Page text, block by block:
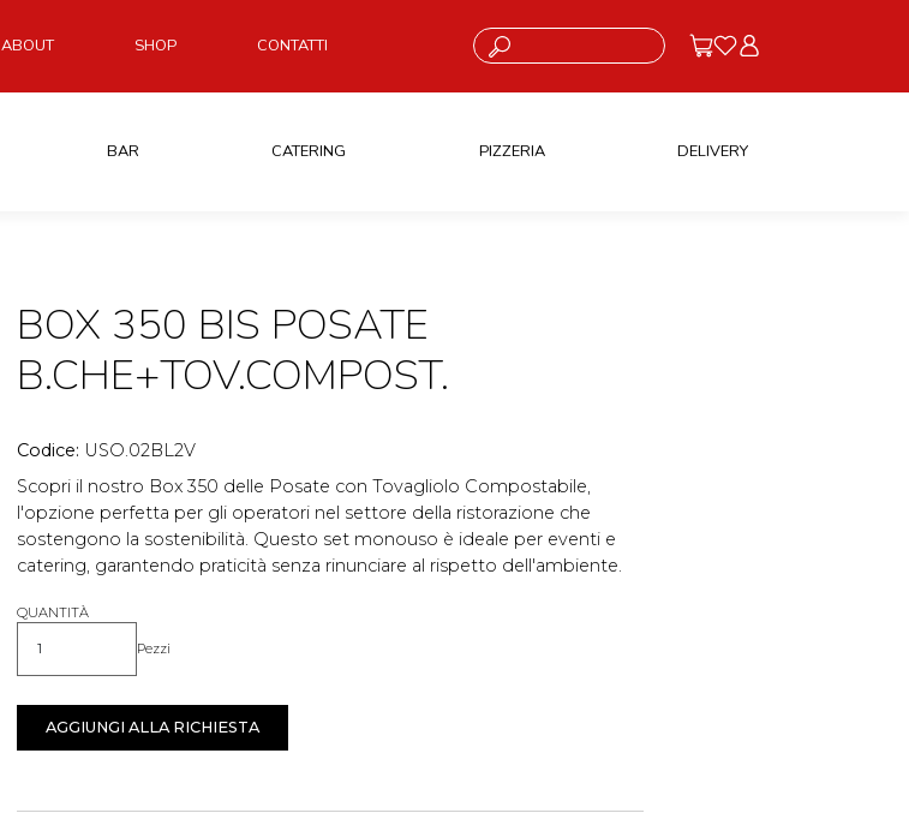
ABOUT SHOP CONTATTI Cosa stai cercando?
BAR CATERING PIZZERIA DELIVERY
BOX 350 BIS POSATE
B.CHE+TOV.COMPOST.
Codice: USO.02BL2V
Scopri il nostro Box 350 delle Posate con Tovagliolo Compostabile,
l'opzione perfetta per gli operatori nel settore della ristorazione che
sostengono la sostenibilità. Questo set monouso è ideale per eventi e
catering, garantendo praticità senza rinunciare al rispetto dell'ambiente.
QUANTITÀ
Quantità Pezzi
AGGIUNGI ALLA RICHIESTA